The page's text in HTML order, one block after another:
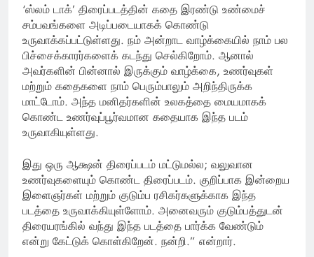
‘ஸ்லம் டாக்’ திரைப்படத்தின் கதை இரண்டு உண்மைச்
சம்பவங்களை அடிப்படையாகக் கொண்டு
உருவாக்கப்பட்டுள்ளது. நம் அன்றாட வாழ்க்கையில் நாம் பல
பிச்சைக்காரர்களைக் கடந்து செல்கிறோம். ஆனால்
அவர்களின் பின்னால் இருக்கும் வாழ்க்கை, உணர்வுகள்
மற்றும் கதைகளை நாம் பெரும்பாலும் அறிந்திருக்க
மாட்டோம். அந்த மனிதர்களின் உலகத்தை மையமாகக்
கொண்ட உணர்வுப்பூர்வமான கதையாக இந்த படம்
உருவாகியுள்ளது.
இது ஒரு ஆக்ஷன் திரைப்படம் மட்டுமல்ல; வலுவான
உணர்வுகளையும் கொண்ட திரைப்படம். குறிப்பாக இன்றைய
இளைஞர்கள் மற்றும் குடும்ப ரசிகர்களுக்காக இந்த
படத்தை உருவாக்கியுள்ளோம். அனைவரும் குடும்பத்துடன்
திரையரங்கில் வந்து இந்த படத்தை பார்க்க வேண்டும்
என்று கேட்டுக் கொள்கிறேன். நன்றி.” என்றார்.